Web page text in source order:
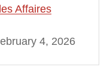
Affaires
4, 2026